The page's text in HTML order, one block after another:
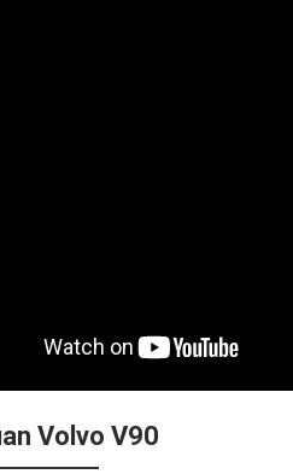
Volvo V90